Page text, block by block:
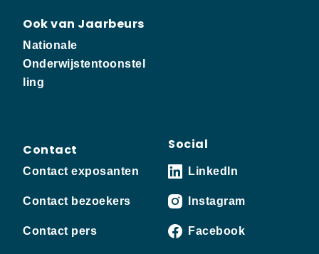
Ook van Jaarbeurs
Nationale
Onderwijstentoonstel
ling
Contact
Contact exposanten
Contact bezoekers
Contact pers
Social
LinkedIn
Instagram
Facebook